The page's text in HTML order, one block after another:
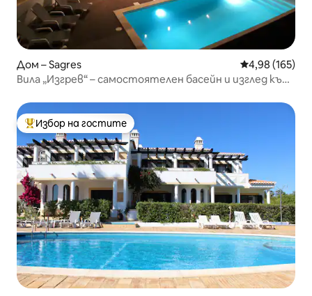
Дом – Sagres Средна
4,98 (165)
Вила „Изгрев“ – самостоятелен басейн и изглед към
Най-популярен избор на гостите
Избор на гостите